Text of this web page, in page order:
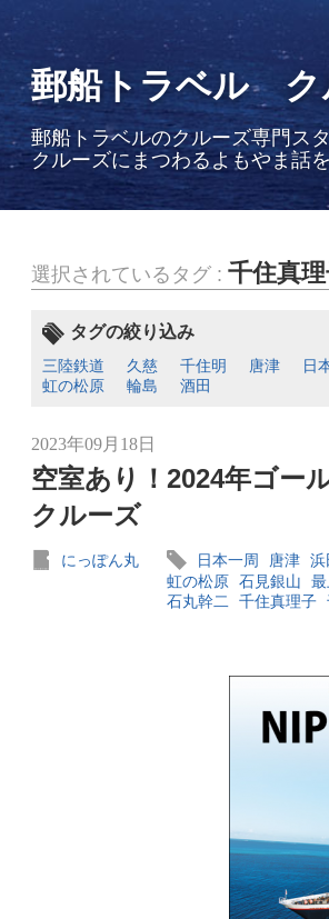
郵船トラベル ク
郵船トラベルのクルーズ専門ス
クルーズにまつわるよもやま話
選択されているタグ : 千住真
タグの絞り込み
三陸鉄道 久慈 千住明 唐津 日
虹の松原
輪島 酒田
2023年09月18日
空室あり！2024年ゴー
クルーズ
にっぽん丸 日本一周 唐津 浜
虹の松原 石見銀山 最
石丸幹二
千住真理子